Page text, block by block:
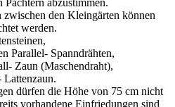
abzustimmen.
den Kleingärten können
werden.
Parallel- Spanndrähten,
Zaun (Maschendraht),
Lattenzaun.
dürfen die Höhe von 75 cm nicht
vorhandene Einfriedungen sind